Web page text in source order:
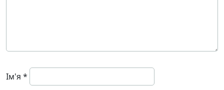
Ім'я *